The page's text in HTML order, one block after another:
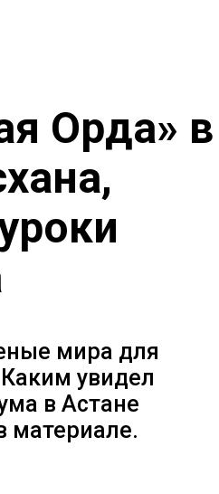
Орда» в
мира для
увидел
в Астане
материале.